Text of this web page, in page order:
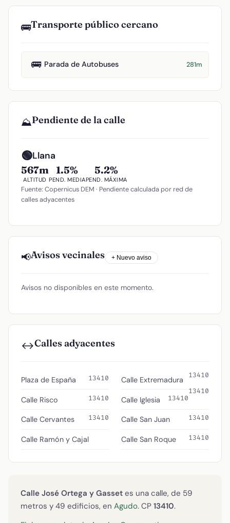
🚌Transporte público cercano
🚌 Parada de Autobuses 281m
⛰️Pendiente de la calle
🟢Llana
567m
ALTITUD
1.5%
PEND. MEDIA
5.2%
PEND. MÁXIMA
Fuente: Copernicus DEM · Pendiente calculada por red de
calles adyacentes
📢Avisos vecinales + Nuevo aviso
Avisos no disponibles en este momento.
↔️Calles adyacentes
Plaza de España 13410
Calle Risco 13410
Calle Cervantes 13410
Calle Ramón y Cajal
13410
Calle Extremadura
13410
Calle Iglesia 13410
Calle San Juan 13410
Calle San Roque 13410
Calle José Ortega y Gasset es una calle, de 59
metros y 49 edificios, en Agudo. CP 13410.